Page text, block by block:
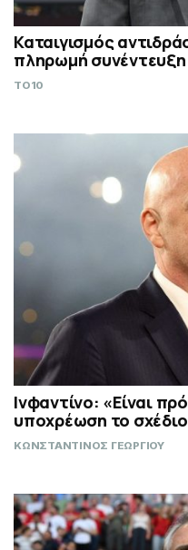
Καταιγισμός
πληρωμή
TO10
Ινφαντίνο: «Είναι
υποχρέωση το
ΚΩΝΣΤΑΝΤΙΝΟΣ ΓΕΩΡΓΙΟΥ